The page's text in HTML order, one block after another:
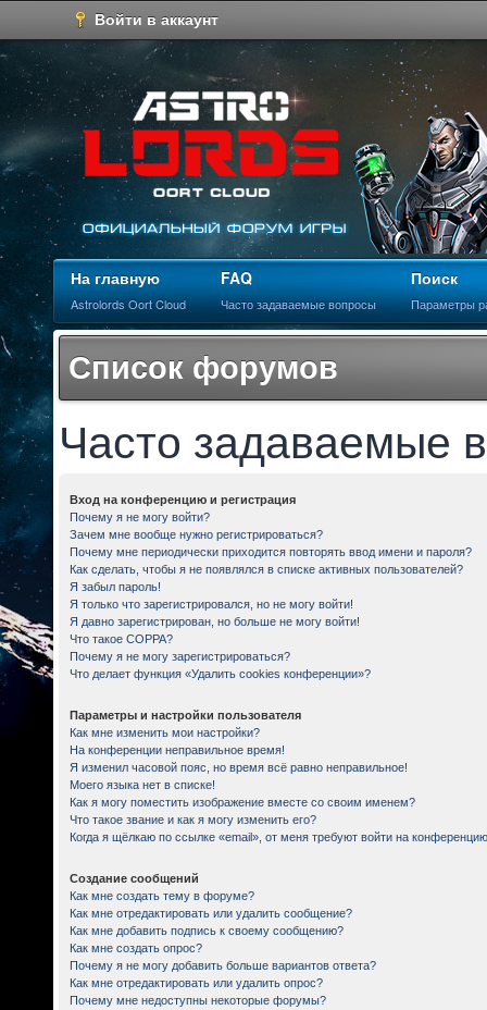
Войти в аккаунт
На главную
Astrolords Oort Cloud
FAQ
Часто задаваемые вопросы
Поиск
Параметры
Список форумов
Часто задаваемые
Вход на конференцию и регистрация
Почему я не могу войти?
Зачем мне вообще нужно регистрироваться?
Почему мне периодически приходится повторять ввод имени и пароля?
Как сделать, чтобы я не появлялся в списке активных пользователей?
Я забыл пароль!
Я только что зарегистрировался, но не могу войти!
Я давно зарегистрирован, но больше не могу войти!
Что такое COPPA?
Почему я не могу зарегистрироваться?
Что делает функция «Удалить cookies конференции»?
Параметры и настройки пользователя
Как мне изменить мои настройки?
На конференции неправильное время!
Я изменил часовой пояс, но время всё равно неправильное!
Моего языка нет в списке!
Как я могу поместить изображение вместе со своим именем?
Что такое звание и как я могу изменить его?
Когда я щёлкаю по ссылке «email», от меня требуют войти на
Создание сообщений
Как мне создать тему в форуме?
Как мне отредактировать или удалить сообщение?
Как мне добавить подпись к своему сообщению?
Как мне создать опрос?
Почему я не могу добавить больше вариантов ответа?
Как мне отредактировать или удалить опрос?
Почему мне недоступны некоторые форумы?